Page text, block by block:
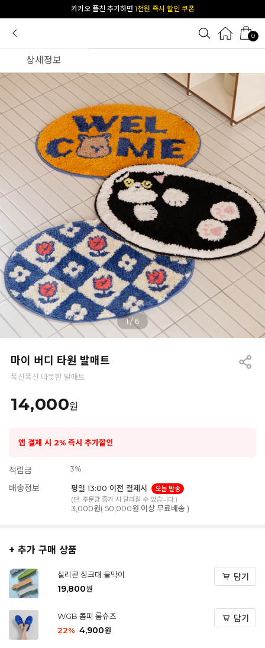
[공식몰 단독] 앱 다운받고2% 결제 할인 받기
0
상세정보
1/6
마이 버디 타원 발매트
폭신폭신 따뜻한 발매트
14,000원
앱 결제 시 2% 즉시 추가할인
적립금 3%
배송정보 평일 13:00 이전 결제시
오늘 발송
(단, 주문량 증가 시 달라질 수 있습니다.)
3,000원( 50,000원 이상 무료배송 )
+ 추가 구매 상품
실리콘 싱크대 물막이
19,800원
담기
WGB 콤피 룸슈즈
22% 4,900원
담기